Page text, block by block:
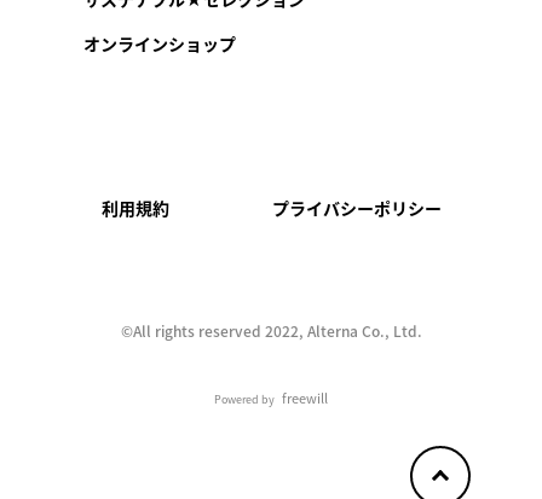
オンラインショップ
利用規約 プライバシーポリシー
©︎All rights reserved 2022, Alterna Co., Ltd.
Powered by freewill